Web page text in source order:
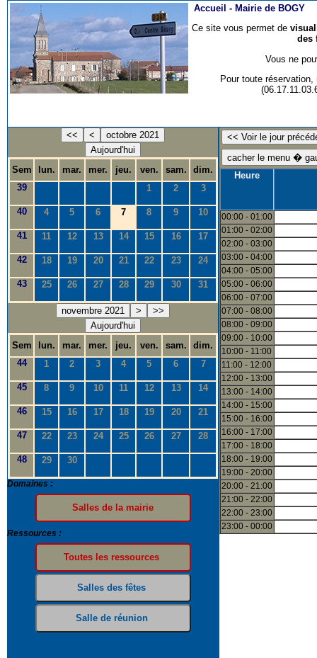
Accueil - Mairie de BOGY
Ce site vous permet de
des
Vous ne
Pour toute
<< <
octobre 2021
Aujourd'hui
Sem
lun. mar. mer. jeu. ven. sam.
dim.
39
1 2 3
40 4 5 6 7 8 9 10
41 11 12 13 14 15 16 17
42 18 19 20 21 22 23 24
43 25 26 27 28 29 30 31
novembre 2021 >
>>
Aujourd'hui
Sem
lun. mar. mer. jeu. ven. sam.
dim.
44
1 2 3 4 5 6 7
45 8 9 10 11 12 13 14
46 15 16 17 18 19 20 21
47 22 23 24 25 26 27 28
48 29 30
Domaines :
Ressources :
Heure
00:00 - 01:00
01:00 - 02:00
02:00 - 03:00
03:00 - 04:00
04:00 - 05:00
05:00 - 06:00
06:00 - 07:00
07:00 - 08:00
08:00 - 09:00
09:00 - 10:00
10:00 - 11:00
11:00 - 12:00
12:00 - 13:00
13:00 - 14:00
14:00 - 15:00
15:00 - 16:00
16:00 - 17:00
17:00 - 18:00
18:00 - 19:00
19:00 - 20:00
20:00 - 21:00
21:00 - 22:00
22:00 - 23:00
23:00 - 00:00